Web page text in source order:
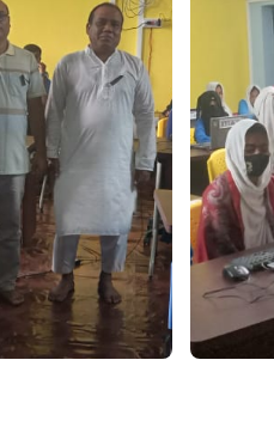
দুদক
১০২
দুর্যোগের আগাম বার্তা
১৬১২২
স্মার্ট ভূমি সেবা
১০৯৮